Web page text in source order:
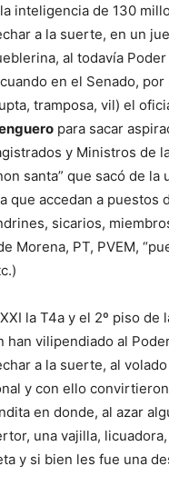
inteligencia de 130
a la suerte, en un
al todavía
en el Senado, por
tramposa, vil) el
para sacar
y Ministros de
santa” que sacó de la
que accedan a puestos
sicarios,
Morena, PT, PVEM,
la T4a y el 2º piso de
han vilipendiado al
a la suerte, al
y con ello
en donde, al azar
una vajilla,
y si bien les fue una